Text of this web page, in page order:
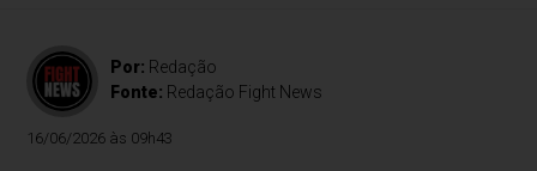
Por: Redação
Fonte: Redação Fight News
16/06/2026 às 09h43